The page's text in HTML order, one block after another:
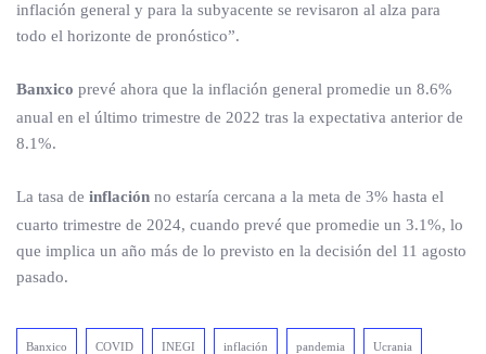
inflación general y para la subyacente se revisaron al alza para
todo el horizonte de pronóstico”.
Banxico prevé ahora que la inflación general promedie un 8.6%
anual en el último trimestre de 2022 tras la expectativa anterior de
8.1%.
La tasa de inflación no estaría cercana a la meta de 3% hasta el
cuarto trimestre de 2024, cuando prevé que promedie un 3.1%, lo
que implica un año más de lo previsto en la decisión del 11 agosto
pasado.
Banxico COVID INEGI inflación pandemia Ucrania